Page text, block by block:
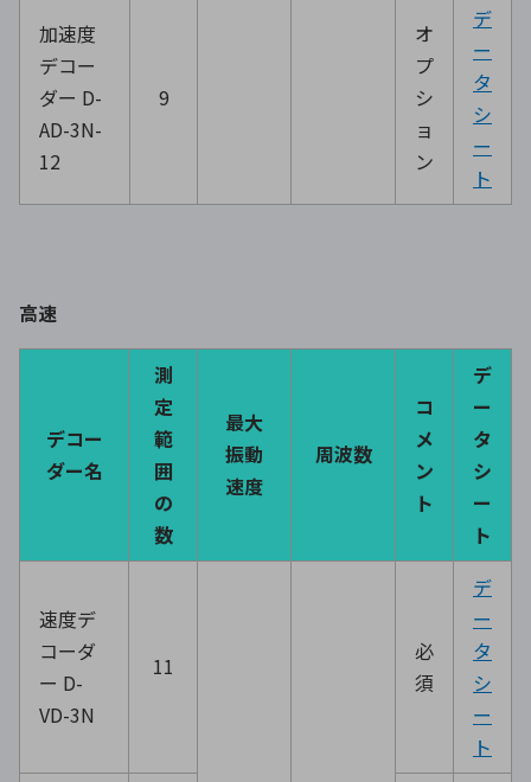
加速度
デコー
ダー D-
AD-3N-
12
9
オ
プ
シ
ョ
ン
デ
ー
タ
シ
ー
ト
高速
デコー
ダー名
測
定
範
囲
の
数
最大
振動
速度
周波数
コ
メ
ン
ト
デ
ー
タ
シ
ー
ト
速度デ
コーダ
ー D-
VD-3N
11
必
須
デ
ー
タ
シ
ー
ト